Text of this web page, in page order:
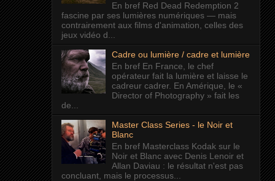
En bref Red Dead Redemption 2
fascine par ses lumières numériques — mais
contrairement aux films d'animation, celles des
jeux vidéo d...
Cadre ou lumière / cadre et lumière
En bref En France, le chef
opérateur fait la lumière et laisse le
cadreur cadrer. En Amérique, le «
Director of Photography » fait les
de...
Master Class Series - le Noir et
Blanc
En bref Masterclass Kodak sur le
Noir et Blanc avec Denis Lenoir et
Allan Daviau : le résultat n'est pas
concluant, mais le processus...